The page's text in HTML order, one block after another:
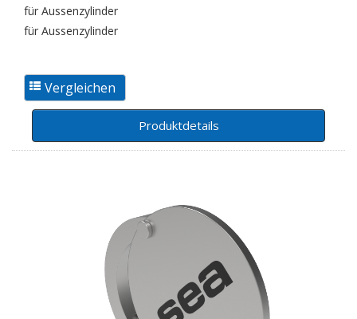
für Aussenzylinder
für Aussenzylinder
Produktdetails